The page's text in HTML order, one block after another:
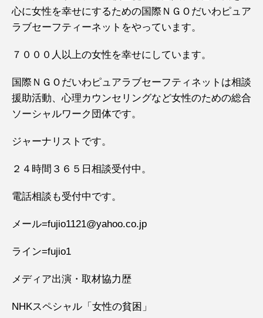
心に女性を幸せにするための国際ＮＧＯだいわピュア
ラブセーフティーネットをやっています。
７０００人以上の女性を幸せにしています。
国際ＮＧＯだいわピュアラブセーフティネットは相談
援助活動、心理カウンセリングなど女性のための総合
ソーシャルワーク団体です。
ジャーナリストです。
２４時間３６５日相談受付中。
電話相談も受付中です。
メール=fujio1121@yahoo.co.jp
ライン=fujio1
メディア出演・取材協力歴
NHKスペシャル「女性の貧困」